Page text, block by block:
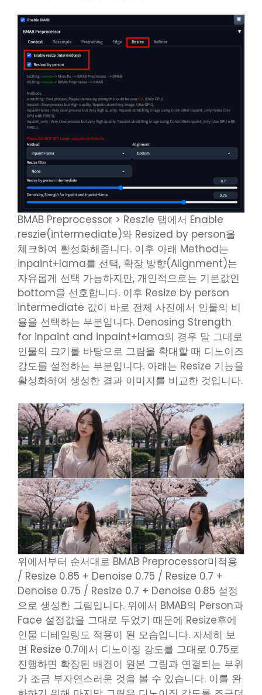
BMAB Preprocessor > Reszie 탭에서 Enable
reszie(intermediate)와 Resized by person을
체크하여 활성화해줍니다. 이후 아래 Method는
inpaint+lama를 선택, 확장 방향(Alignment)는
자유롭게 선택 가능하지만, 개인적으로는 기본값인
bottom을 선호합니다. 이후 Resize by person
intermediate 값이 바로 전체 사진에서 인물의 비
율을 선택하는 부분입니다. Denosing Strength
for inpaint and inpaint+lama의 경우 말 그대로
인물의 크기를 바탕으로 그림을 확대할 때 디노이즈
강도를 설정하는 부분입니다. 아래는 Resize 기능을
활성화하여 생성한 결과 이미지를 비교한 것입니다.
위에서부터 순서대로 BMAB Preprocessor미적용
/ Resize 0.85 + Denoise 0.75 / Resize 0.7 +
Denoise 0.75 / Resize 0.7 + Denoise 0.85 설정
으로 생성한 그림입니다. 위에서 BMAB의 Person과
Face 설정값을 그대로 두었기 때문에 Resize후에
인물 디테일링도 적용이 된 모습입니다. 자세히 보
면 Resize 0.7에서 디노이징 강도를 그대로 0.75로
진행하면 확장된 배경이 원본 그림과 연결되는 부위
가 조금 부자연스러운 것을 볼 수 있습니다. 이를 완